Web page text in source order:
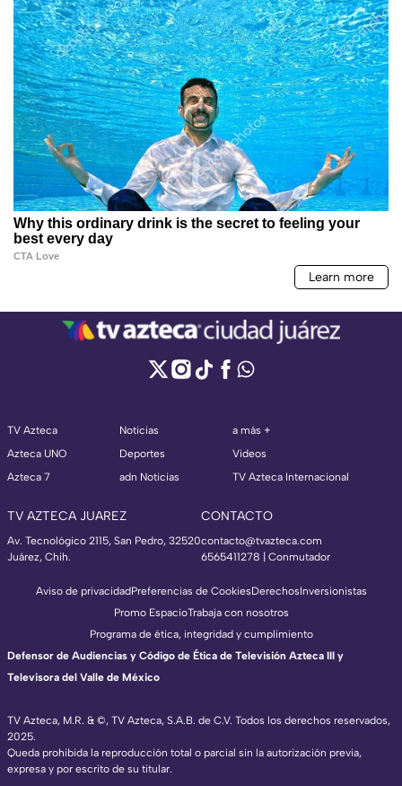
TV Azteca
Azteca UNO
Azteca 7
Noticias
Deportes
adn Noticias
a más +
Videos
TV Azteca Internacional
TV AZTECA JUAREZ
Av. Tecnológico 2115, San Pedro, 32520
Juárez, Chih.
CONTACTO
contacto@tvazteca.com
6565411278 | Conmutador
TV Azteca, M.R. & ©, TV Azteca, S.A.B. de C.V. Todos los derechos reservados,
2025.
Queda prohibida la reproducción total o parcial sin la autorización previa,
expresa y por escrito de su titular.
Aviso de privacidadPreferencias de CookiesDerechosInversionistas
Promo EspacioTrabaja con nosotros
Programa de ética, integridad y cumplimiento
Defensor de Audiencias y Código de Ética de Televisión Azteca III y
Televisora del Valle de México